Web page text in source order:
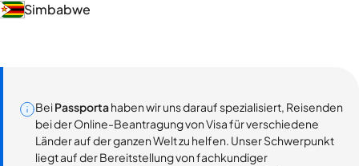
Simbabwe
BeiPassportahaben wir uns darauf spezialisiert, Reisenden
bei der Online-Beantragung von Visa für verschiedene
Länder auf der ganzen Welt zu helfen. Unser Schwerpunkt
liegt auf der Bereitstellung von fachkundiger